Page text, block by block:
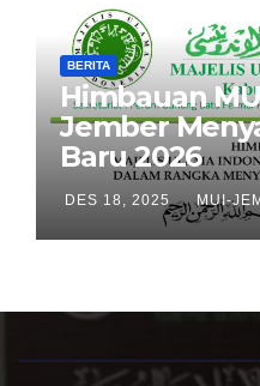
BERITA
Himbauan
Jember
Baru 2026
DES 18, 2025 MUI-